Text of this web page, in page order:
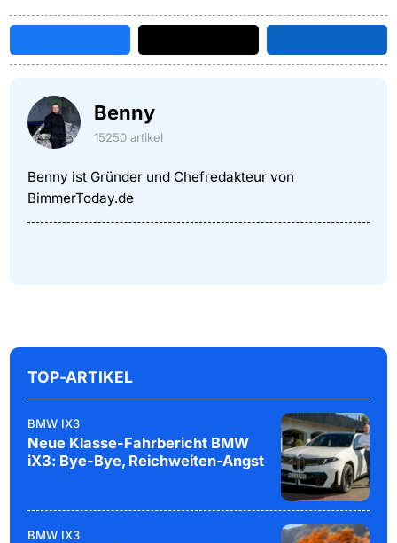
Benny
15250 artikel
Benny ist Gründer und Chefredakteur von
BimmerToday.de
TOP-ARTIKEL
BMW IX3
Neue Klasse-Fahrbericht BMW
iX3: Bye-Bye, Reichweiten-Angst
BMW IX3